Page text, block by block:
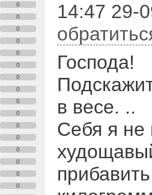
0
0
0
0
0
0
0
0
0
0
0
0
0
0
0
0
14:47 29-
Господа!
в весе. ..
Себя я не